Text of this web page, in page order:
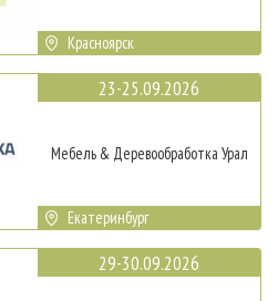
Красноярск
23-25.09.2026
Мебель & Деревообработка Урал
Екатеринбург
29-30.09.2026